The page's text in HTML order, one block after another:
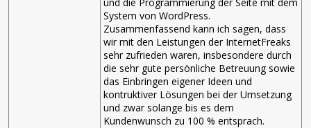
System von WordPress.
Zusammenfassend kann ich sagen, dass
wir mit den Leistungen der InternetFreaks
sehr zufrieden waren, insbesondere durch
die sehr gute persönliche Betreuung sowie
das Einbringen eigener Ideen und
kontruktiver Lösungen bei der Umsetzung
und zwar solange bis es dem
Kundenwunsch zu 100 % entsprach.